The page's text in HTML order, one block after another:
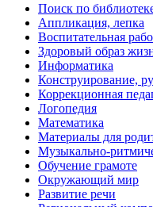
Поиск по
Аппликация, лепка
Воспитательная
Здоровый образ
Информатика
Конструирование,
Коррекционная
Логопедия
Математика
Материалы для
Музыкально-
Обучение грамоте
Окружающий мир
Развитие речи